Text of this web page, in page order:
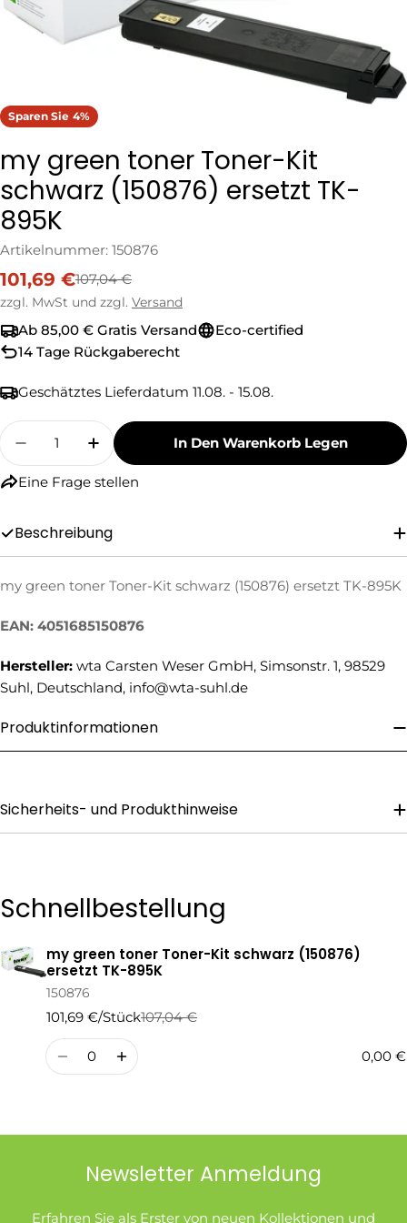
Sparen Sie 4%
my green toner Toner-Kit
schwarz (150876) ersetzt TK-
895K
Artikelnummer: 150876
Verkaufspreis
101,69 €
Regulärer
Preis
107,04 €
zzgl. MwSt und zzgl. Versand
Ab 85,00 € Gratis Versand
Eco-certified
14 Tage Rückgaberecht
Geschätztes Lieferdatum 11.08. - 15.08.
Menge
Menge Für My Green Toner Toner-Kit
Menge Für My Green Toner Toner-
In Den Warenkorb Legen
Eine Frage stellen
Eine Frage stellen
Ihr
Ihre
E-
Ihre
Frage Senden
Beschreibung
my green toner Toner-Kit schwarz (150876) ersetzt TK-895K
EAN: 4051685150876
Hersteller: wta Carsten Weser GmbH, Simsonstr. 1, 98529
Suhl, Deutschland, info@wta-suhl.de
Produktinformationen
Sicherheits- und Produkthinweise
Schnellbestellung
Ihr
Warenkorb
my green toner Toner-Kit schwarz (150876)
ersetzt TK-895K
150876
101,69 €/Stück
Regulärer
Preis
107,04 €
Verkaufspreis
Menge
0,00 €
Newsletter Anmeldung
Erfahren Sie als Erster von neuen Kollektionen und